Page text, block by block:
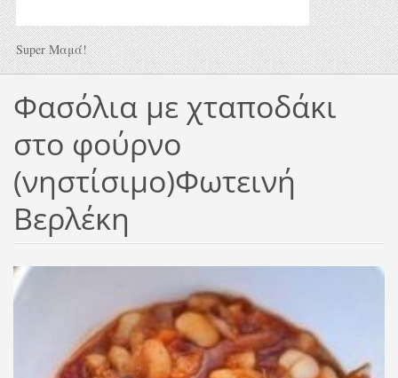
Super Μαμά!
Φασόλια με χταποδάκι
στο φούρνο
(νηστίσιμο)Φωτεινή
Βερλέκη